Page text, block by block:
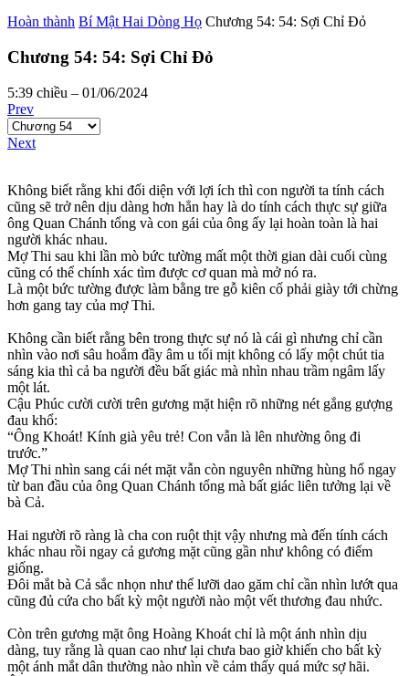
Hoàn thành Bí Mật Hai Dòng Họ Chương 54: 54: Sợi Chỉ Đỏ
Chương 54: 54: Sợi Chỉ Đỏ
5:39 chiều – 01/06/2024
Prev
Next
Không biết rằng khi đối diện với lợi ích thì con người ta tính cách
cũng sẽ trở nên dịu dàng hơn hẳn hay là do tính cách thực sự giữa
ông Quan Chánh tổng và con gái của ông ấy lại hoàn toàn là hai
người khác nhau.
Mợ Thi sau khi lần mò bức tường mất một thời gian dài cuối cùng
cũng có thể chính xác tìm được cơ quan mà mở nó ra.
Là một bức tường được làm bằng tre gỗ kiên cố phải giày tới chừng
hơn gang tay của mợ Thi.
Không cần biết rằng bên trong thực sự nó là cái gì nhưng chỉ cần
nhìn vào nơi sâu hoắm đầy âm u tối mịt không có lấy một chút tia
sáng kia thì cả ba người đều bất giác mà nhìn nhau trầm ngâm lấy
một lát.
Cậu Phúc cười cười trên gương mặt hiện rõ những nét gắng gượng
đau khổ:
“Ông Khoát! Kính già yêu trẻ! Con vẫn là lên nhường ông đi
trước.”
Mợ Thi nhìn sang cái nét mặt vẫn còn nguyên những hùng hổ ngay
từ ban đầu của ông Quan Chánh tổng mà bất giác liên tưởng lại về
bà Cả.
Hai người rõ ràng là cha con ruột thịt vậy nhưng mà đến tính cách
khác nhau rồi ngay cả gương mặt cũng gần như không có điểm
giống.
Đôi mắt bà Cả sắc nhọn như thể lưỡi dao găm chỉ cần nhìn lướt qua
cũng đủ cứa cho bất kỳ một người nào một vết thương đau nhức.
Còn trên gương mặt ông Hoàng Khoát chỉ là một ánh nhìn dịu
dàng, tuy rằng là quan cao như lại chưa bao giờ khiến cho bất kỳ
một ánh mắt dân thường nào nhìn về cảm thấy quá mức sợ hãi.